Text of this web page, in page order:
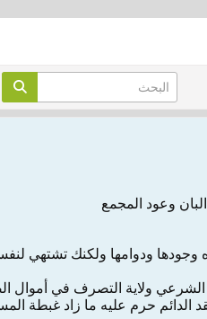
وعود المجمع‌
وجودها ودوامها ولكنك‌ تشتهي‌
الشرعي‌ ولاية التصرف‌ ‌في‌ أموال‌
حرم‌ ‌عليه‌ ‌ما زاد غبطة المسالك‌ ج‌